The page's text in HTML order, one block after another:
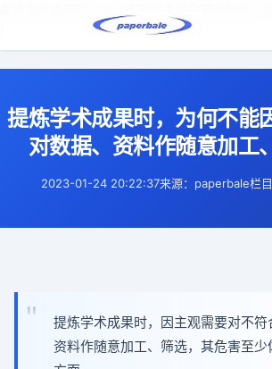
提炼学术成果时，为何不能
对数据、资料作随意加工
2023-01-24 20:22:37来源：paperbale栏
提炼学术成果时，因主观需要对不符
资料作随意加工、筛选，其危害至